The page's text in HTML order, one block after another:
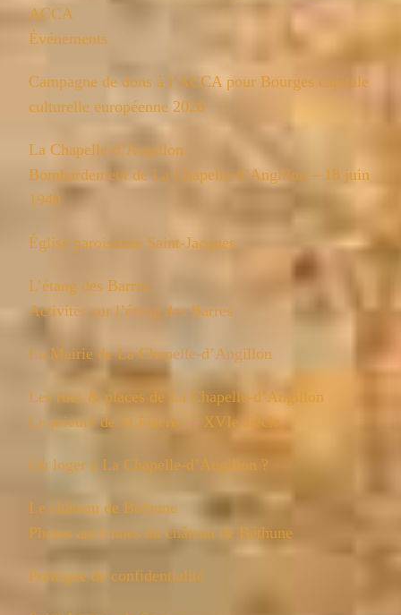
ACCA
Événements
Campagne de dons à l’ACCA pour Bourges capitale
culturelle européenne 2028
La Chapelle-d’Angillon
Bombardement de La Chapelle-d’Angillon – 18 juin
1940
Église paroissiale Saint-Jacques
L’étang des Barres
Activités sur l’étang des Barres
La Mairie de La Chapelle-d’Angillon
Les rues & places de La Chapelle-d’Angillon
Le prieuré de St Fiacre — XVIe siècle
Où loger à La Chapelle-d’Angillon ?
Le château de Béthune
Photos anciennes du château de Béthune
Politique de confidentialité